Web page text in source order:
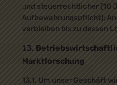
und steuerrechtlicher (10
Aufbewahrungspflicht);
verbleiben bis zu dessen
Marktforschung
13.1. Um unser Geschäft